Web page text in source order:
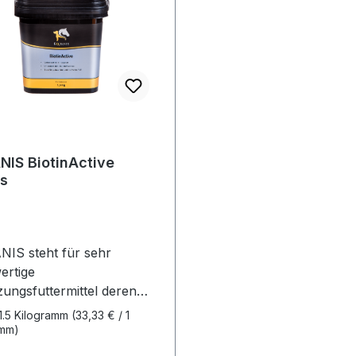
BiotinActive
steht für sehr
deren
ausschließlich aus
kommen. Ebenso
Kilogramm (33,33 € / 1